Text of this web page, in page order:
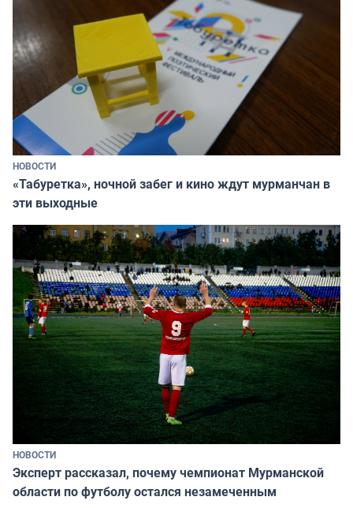
НОВОСТИ
«Табуретка», ночной забег и кино ждут мурманчан в
эти выходные
НОВОСТИ
Эксперт рассказал, почему чемпионат Мурманской
области по футболу остался незамеченным